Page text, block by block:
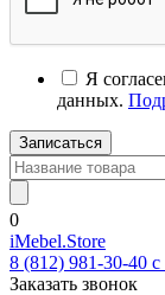
Я
данных.
Записаться
0
iMebel.Store
8 (812) 981-30-40
Заказать звонок